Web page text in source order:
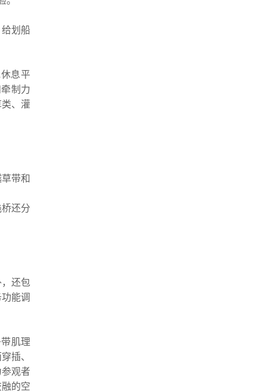
划船
息平
制力
、灌
带和
还分
还包
能调
肌理
插、
观者
的空